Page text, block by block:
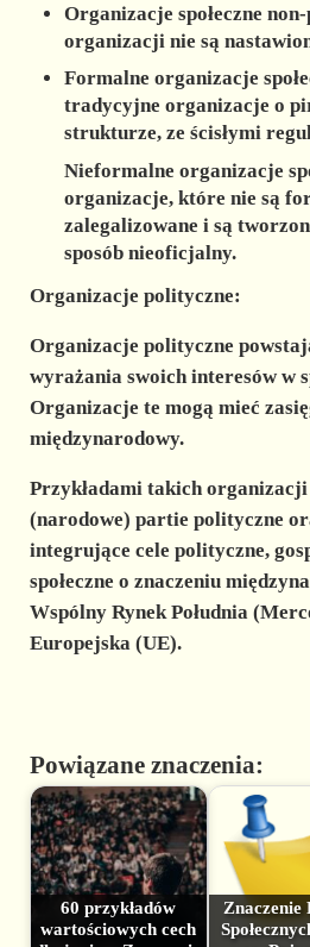
Organizacje społeczne
organizacji nie są
Formalne organizacje
tradycyjne organizacje o
strukturze, ze ścisłymi
Nieformalne organizacje
organizacje, które nie są
zalegalizowane i są
sposób nieoficjalny.
Organizacje polityczne:
Organizacje polityczne
wyrażania swoich interesów w
Organizacje te mogą mieć
międzynarodowy.
Przykładami takich organizacji
(narodowe) partie polityczne
integrujące cele polityczne,
społeczne o znaczeniu
Wspólny Rynek Południa
Europejska (UE).
Powiązane znaczenia:
60 przykładów
wartościowych cech
Znaczenie